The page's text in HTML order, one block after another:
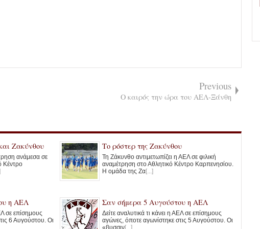
Previous
Ο καιρός την ώρα του ΑΕΛ-Ξάνθη
Ζακύνθου
ανάμεσα σε
Κέντρο
Το ρόστερ της Ζακύνθου
Τη Ζάκυνθο αντιμετωπίζει η ΑΕΛ σε φιλική
αναμέτρηση στο Αθλητικό Κέντρο Καρπενησίου.
Η ομάδα της Ζα[...]
η ΑΕΛ
σε επίσημους
6 Αυγούστου. Οι
Σαν σήμερα 5 Αυγούστου η ΑΕΛ
Δείτε αναλυτικά τι κάνει η ΑΕΛ σε επίσημους
αγώνες, όποτε αγωνίστηκε στις 5 Αυγούστου. Οι